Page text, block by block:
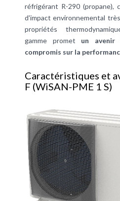
réfrigérant R-290 (propane),
d'impact environnemental
propriétés
gamme promet un avenir
compromis sur la
Caractéristiques et
F (WiSAN-PME 1 S)